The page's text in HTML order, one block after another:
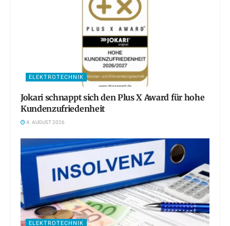
ELEKTROTECHNIK
Jokari schnappt sich den Plus X Award für hohe
Kundenzufriedenheit
4. AUGUST 2026
ELEKTROTECHNIK